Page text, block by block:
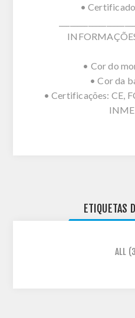
•
• Cor do
• Cor da
• Certificações: CE,
ETIQUETAS
ALL